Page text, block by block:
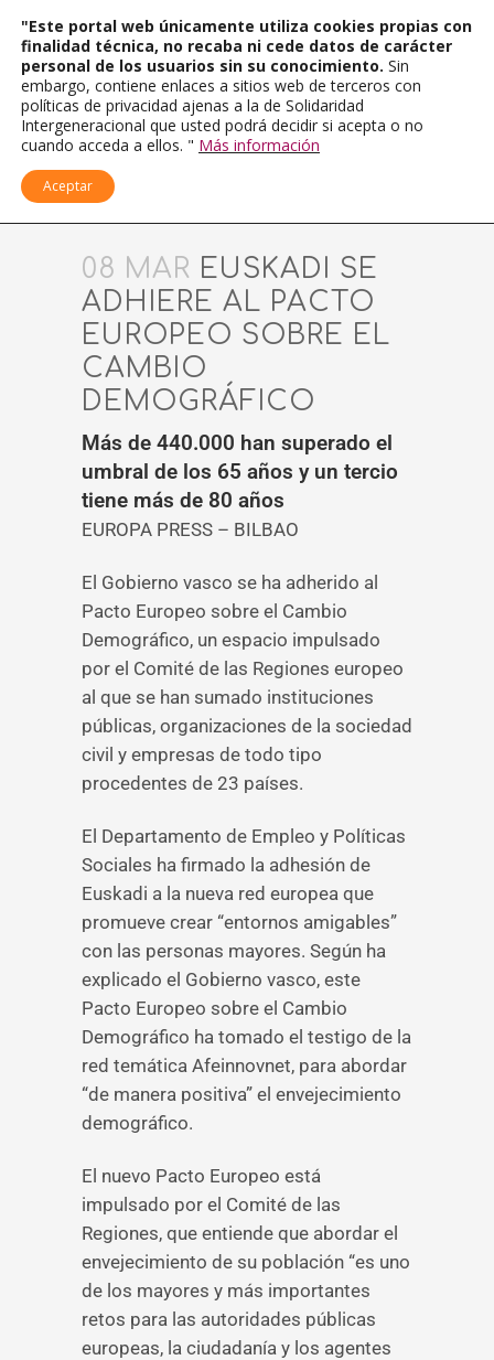
08 MAR EUSKADI SE
ADHIERE AL PACTO
EUROPEO SOBRE EL
CAMBIO
DEMOGRÁFICO
Más de 440.000 han superado el
umbral de los 65 años y un tercio
tiene más de 80 años
EUROPA PRESS – BILBAO
El Gobierno vasco se ha adherido al
Pacto Europeo sobre el Cambio
Demográfico, un espacio impulsado
por el Comité de las Regiones europeo
al que se han sumado instituciones
públicas, organizaciones de la sociedad
civil y empresas de todo tipo
procedentes de 23 países.
El Departamento de Empleo y Políticas
Sociales ha firmado la adhesión de
Euskadi a la nueva red europea que
promueve crear “entornos amigables”
con las personas mayores. Según ha
explicado el Gobierno vasco, este
Pacto Europeo sobre el Cambio
Demográfico ha tomado el testigo de la
red temática Afeinnovnet, para abordar
“de manera positiva” el envejecimiento
demográfico.
El nuevo Pacto Europeo está
impulsado por el Comité de las
Regiones, que entiende que abordar el
envejecimiento de su población “es uno
de los mayores y más importantes
retos para las autoridades públicas
europeas, la ciudadanía y los agentes
"Este portal web únicamente utiliza cookies propias con
finalidad técnica, no recaba ni cede datos de carácter
personal de los usuarios sin su conocimiento. Sin
embargo, contiene enlaces a sitios web de terceros con
políticas de privacidad ajenas a la de Solidaridad
Intergeneracional que usted podrá decidir si acepta o no
cuando acceda a ellos. " Más información
Aceptar